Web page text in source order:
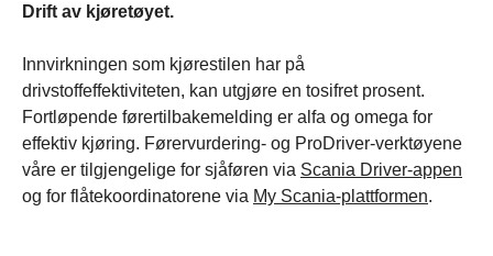
Drift av kjøretøyet.
Innvirkningen som kjørestilen har på
drivstoffeffektiviteten, kan utgjøre en tosifret prosent.
Fortløpende førertilbakemelding er alfa og omega for
effektiv kjøring. Førervurdering- og ProDriver-verktøyene
våre er tilgjengelige for sjåføren via Scania Driver-appen
og for flåtekoordinatorene via My Scania-plattformen.